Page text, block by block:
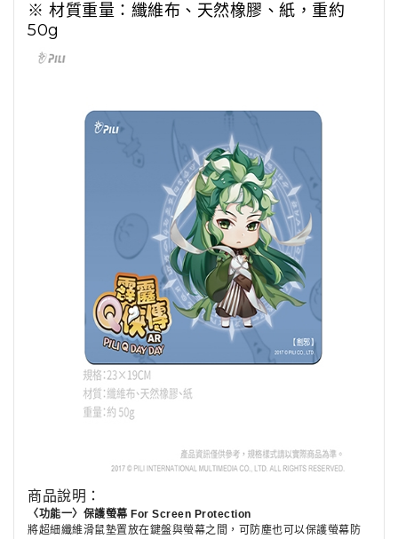
※ 材質重量：纖維布、天然橡膠、紙，重約
50g
商品說明：
〈功能一〉保護螢幕 For Screen Protection
將超細纖維滑鼠墊置放在鍵盤與螢幕之間，可防塵也可以保護螢幕防